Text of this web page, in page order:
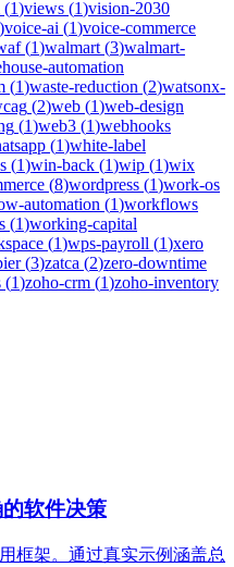
(1)views (1)vision-2030
)voice-ai (1)voice-commerce
(1)walmart (3)walmart-
automation
(1)waste-reduction (2)watsonx-
(2)web (1)web-design
(1)web3 (1)webhooks
(1)white-label
(1)win-back (1)wip (1)wix
(8)wordpress (1)work-os
automation (1)workflows
(1)working-capital
(1)wps-payroll (1)xero
(3)zatca (2)zero-downtime
(1)zoho-crm (1)zoho-inventory
软件决策
框架。通过真实示例涵盖总